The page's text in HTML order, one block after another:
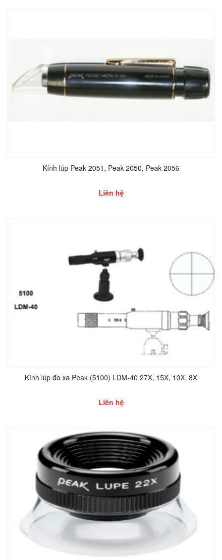
Kính lúp Peak 2051, Peak 2050, Peak 2056
Liên hệ
Kính lúp đo xa Peak (5100) LDM-40 27X, 15X, 10X, 8X
Liên hệ